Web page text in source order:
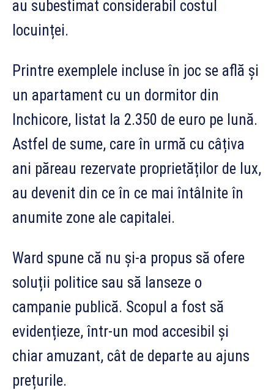
au subestimat considerabil costul
locuinței.
Printre exemplele incluse în joc se află și
un apartament cu un dormitor din
Inchicore, listat la 2.350 de euro pe lună.
Astfel de sume, care în urmă cu câțiva
ani păreau rezervate proprietăților de lux,
au devenit din ce în ce mai întâlnite în
anumite zone ale capitalei.
Ward spune că nu și-a propus să ofere
soluții politice sau să lanseze o
campanie publică. Scopul a fost să
evidențieze, într-un mod accesibil și
chiar amuzant, cât de departe au ajuns
prețurile.